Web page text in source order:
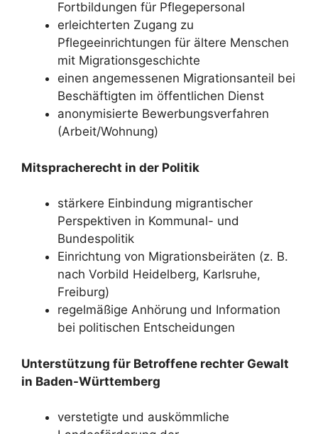
Fortbildungen für Pflegepersonal
erleichterten Zugang zu
Pflegeeinrichtungen für ältere Menschen
mit Migrationsgeschichte
einen angemessenen Migrationsanteil bei
Beschäftigten im öffentlichen Dienst
anonymisierte Bewerbungsverfahren
(Arbeit/Wohnung)
Mitspracherecht in der Politik
stärkere Einbindung migrantischer
Perspektiven in Kommunal- und
Bundespolitik
Einrichtung von Migrationsbeiräten (z. B.
nach Vorbild Heidelberg, Karlsruhe,
Freiburg)
regelmäßige Anhörung und Information
bei politischen Entscheidungen
Unterstützung für Betroffene rechter Gewalt
in Baden-Württemberg
verstetigte und auskömmliche